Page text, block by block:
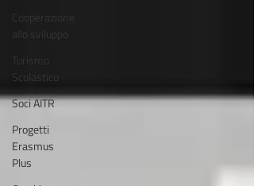
Cooperazione
allo sviluppo
Turismo
Scolastico
Soci AITR
Progetti
Erasmus
Plus